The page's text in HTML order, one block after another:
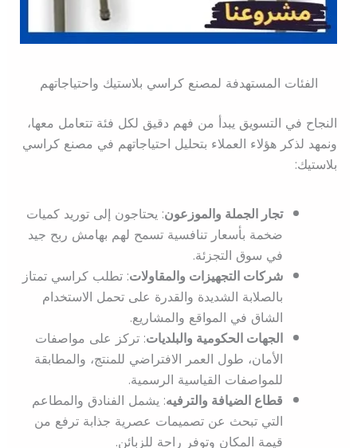
الفئات المستهدفة لمصنع كراسي بلاستيك واحتياجاتهم
النجاح في التسويق يبدأ من فهم دقيق لكل فئة تتعامل معها،
ونمهد لذكر هؤلاء العملاء بتحليل احتياجاتهم في مصنع كراسي
بلاستيك:
تجار الجملة والموزعون: يحتاجون إلى توريد كميات
ضخمة بأسعار تنافسية تسمح لهم بهامش ربح جيد
في سوق التجزئة.
شركات التجهيزات والمقاولات: تطلب كراسي تمتاز
بالصلابة الشديدة والقدرة على تحمل الاستخدام
الشاق في المواقع والمشاريع.
الجهات الحكومية والبلديات: تركز على مواصفات
الأمان، طول العمر الافتراضي للمنتج، والمطابقة
للمواصفات القياسية الرسمية.
قطاع الضيافة والترفيه: يشمل الفنادق والمطاعم
التي تبحث عن تصميمات عصرية جذابة ترفع من
قيمة المكان وتوفر راحة للزبائن.